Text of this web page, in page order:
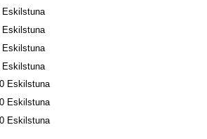
Eskilstuna
Eskilstuna
Eskilstuna
Eskilstuna
Eskilstuna
Eskilstuna
Eskilstuna